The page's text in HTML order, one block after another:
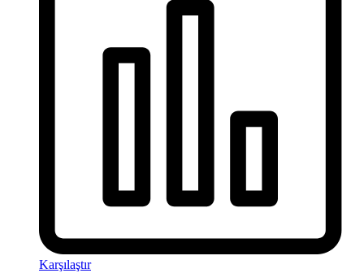
Karşılaştır